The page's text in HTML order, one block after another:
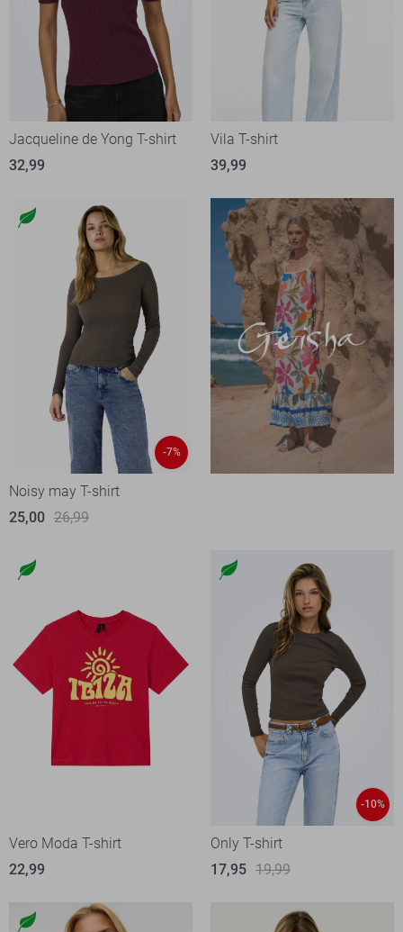
Jacqueline de Yong T-shirt
32,99
Vila T-shirt
39,99
-7%
Noisy may T-shirt
25,00 26,99
Vero Moda T-shirt
22,99
-10%
Only T-shirt
17,95 19,99